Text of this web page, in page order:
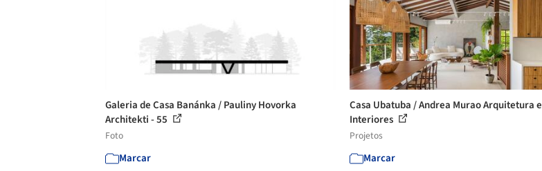
Galeria de Casa Banánka / Pauliny Hovorka
Architekti - 55
Foto
Marcar
Casa Ubatuba / Andrea Murao Arquitetura e
Interiores
Projetos
Marcar